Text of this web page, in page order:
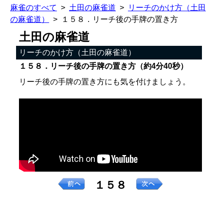
麻雀のすべて 土田の麻雀道
リーチのかけ方（土田
の麻雀道）
１５８．リーチ後の手牌の置き方
土田の麻雀道
リーチのかけ方（土田の麻雀道）
１５８．リーチ後の手牌の置き方（約4分40秒）
リーチ後の手牌の置き方にも気を付けましょう。
１５８